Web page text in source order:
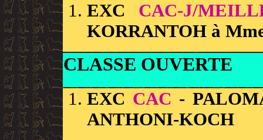
EXC CAC-J/
KORRANTOH à
CLASSE OUVERTE
EXC CAC -
ANTHONI-KOCH